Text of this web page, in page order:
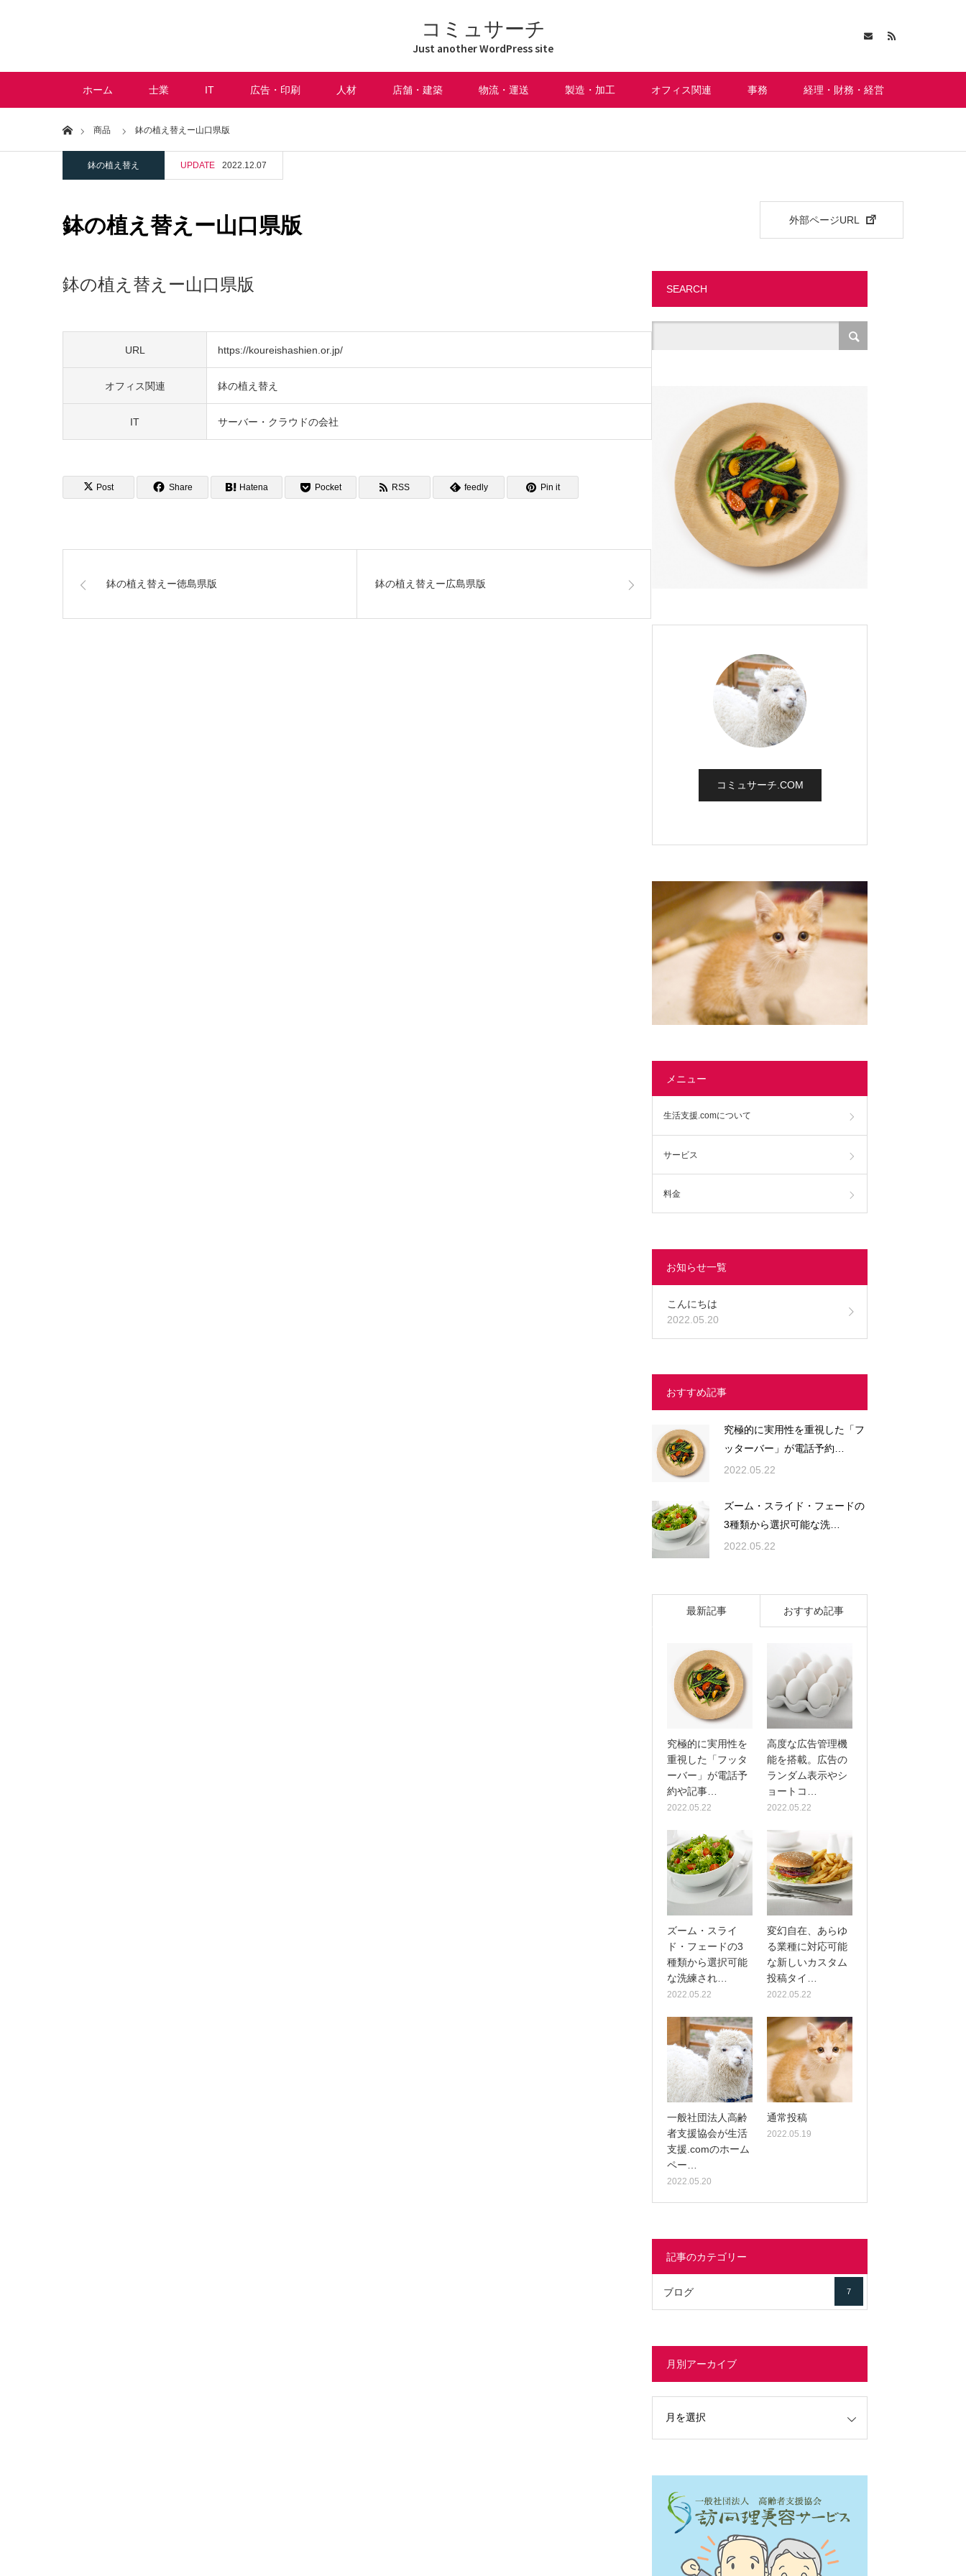
コミュサーチ
Just another WordPress site
ホーム 士業 IT 広告・印刷 人材 店舗・建築 物流・運送 製造・加工 オフィス関連 事務 経理・財務・経営
Home商品 鉢の植え替えー山口県版
鉢の植え替え UPDATE 2022.12.07
鉢の植え替えー山口県版 外部ページURL
鉢の植え替えー山口県版
URL https://koureishashien.or.jp/
オフィス関連 鉢の植え替え
IT サーバー・クラウドの会社
Post Share Hatena Pocket RSS feedly Pin it
鉢の植え替えー徳島県版 鉢の植え替えー広島県版
SEARCH
コミュサーチ.COM
メニュー
生活支援.comについて
サービス
料金
お知らせ一覧
こんにちは
2022.05.20
おすすめ記事
究極的に実用性を重視した「フ
ッターバー」が電話予約…
2022.05.22
ズーム・スライド・フェードの
3種類から選択可能な洗…
2022.05.22
最新記事 おすすめ記事
究極的に実用性を
重視した「フッタ
ーバー」が電話予
約や記事…
2022.05.22
高度な広告管理機
能を搭載。広告の
ランダム表示やシ
ョートコ…
2022.05.22
ズーム・スライ
ド・フェードの3
種類から選択可能
な洗練され…
2022.05.22
変幻自在、あらゆ
る業種に対応可能
な新しいカスタム
投稿タイ…
2022.05.22
一般社団法人高齢
者支援協会が生活
支援.comのホーム
ペー…
2022.05.20
通常投稿
2022.05.19
記事のカテゴリー
ブログ 7
月別アーカイブ